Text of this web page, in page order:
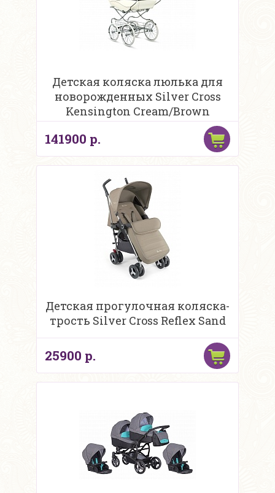
Детская коляска люлька для
новорожденных Silver Cross
Kensington Cream/Brown
141900 р.
Детская прогулочная коляска-
трость Silver Cross Reflex Sand
25900 р.